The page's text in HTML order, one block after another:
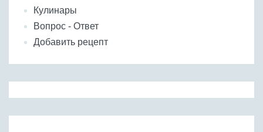
Кулинары
Вопрос - Ответ
Добавить рецепт